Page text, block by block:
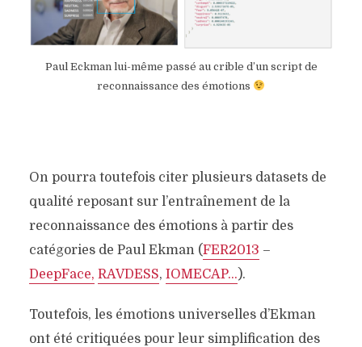
Paul Eckman lui-même passé au crible d’un script de
reconnaissance des émotions
On pourra toutefois citer plusieurs datasets de
qualité reposant sur l’entraînement de la
reconnaissance des émotions à partir des
catégories de Paul Ekman (FER2013 –
DeepFace, RAVDESS, IOMECAP…).
Toutefois, les émotions universelles d’Ekman
ont été critiquées pour leur simplification des